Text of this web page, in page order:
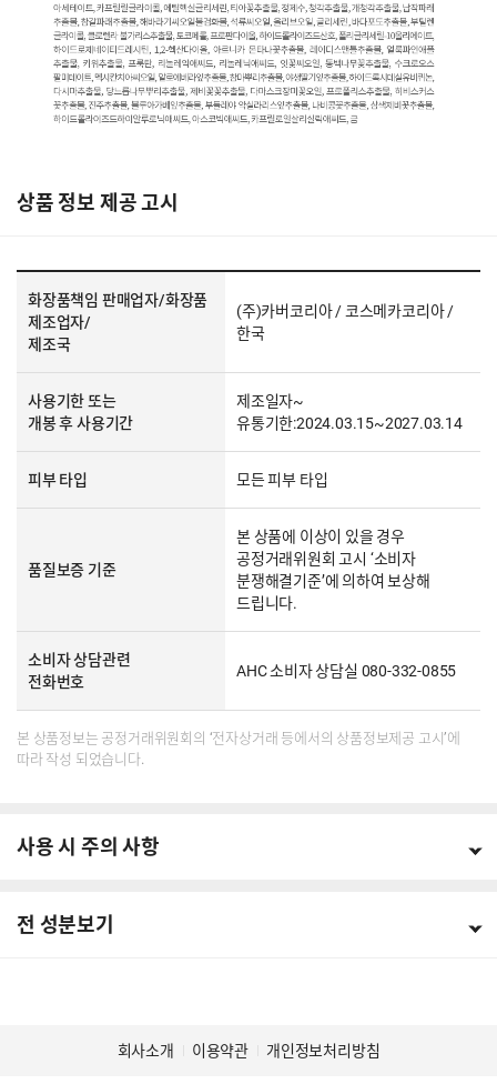
상품 정보 제공 고시
화장품책임 판매업자/화장품
제조업자/
제조국
(주)카버코리아 / 코스메카코리아 /
한국
사용기한 또는
개봉 후 사용기간
제조일자~
유통기한:2024.03.15~2027.03.14
피부 타입 모든 피부 타입
품질보증 기준
본 상품에 이상이 있을 경우
공정거래위원회 고시 ‘소비자
분쟁해결기준’에 의하여 보상해
드립니다.
소비자 상담관련
전화번호
AHC 소비자 상담실 080-332-0855
본 상품정보는 공정거래위원회의 ‘전자상거래 등에서의 상품정보제공 고시’에
따라 작성 되었습니다.
사용 시 주의 사항
전 성분보기
회사소개 이용약관 개인정보처리방침